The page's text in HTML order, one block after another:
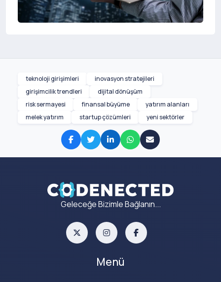
teknoloji girişimleri
inovasyon stratejileri
girişimcilik trendleri
dijital dönüşüm
risk sermayesi
finansal büyüme
yatırım alanları
melek yatırım
startup çözümleri yeni sektörler
Geleceğe Bizimle Bağlanın...
Menü